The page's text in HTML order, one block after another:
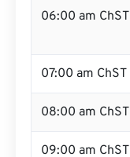
06:00 am ChST
07:00 am ChST
08:00 am ChST
09:00 am ChST